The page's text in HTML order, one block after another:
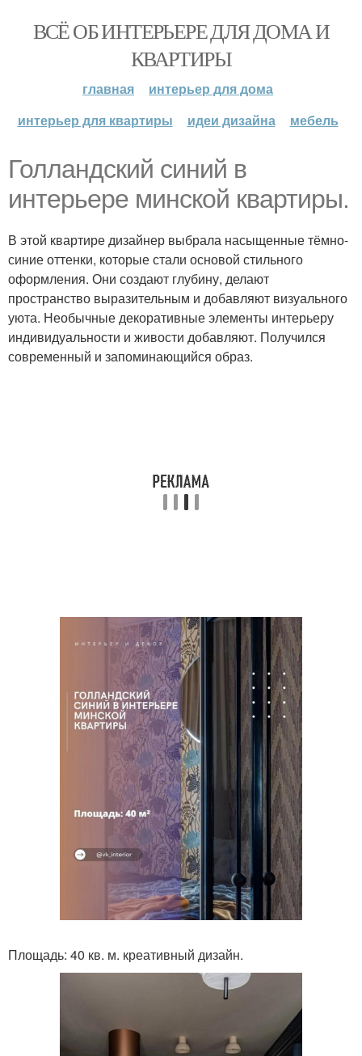
ВСЁ ОБ ИНТЕРЬЕРЕ ДЛЯ ДОМА И
КВАРТИРЫ
главная
интерьер для дома
интерьер для квартиры
идеи дизайна мебель
Голландский синий в
интерьере минской квартиры.
В этой квартире дизайнер выбрала насыщенные тёмно-
синие оттенки, которые стали основой стильного
оформления. Они создают глубину, делают
пространство выразительным и добавляют визуального
уюта. Необычные декоративные элементы интерьеру
индивидуальности и живости добавляют. Получился
современный и запоминающийся образ.
Площадь: 40 кв. м. креативный дизайн.